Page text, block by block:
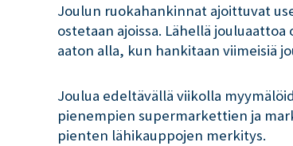
Joulun ruokahankinnat ajoittuvat
ostetaan ajoissa. Lähellä
aaton alla, kun hankitaan viimeisiä
Joulua edeltävällä viikolla
pienempien supermarkettien ja
pienten lähikauppojen merkitys.